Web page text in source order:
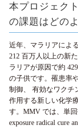
本プロジェク
の課題はどの
近年、マラリアによ
212 百万人以上の新
ラリアが原因で約
の子供です。罹患率
制御、 有効なワクチ
作用する新しい化学
す。MMV では、単
exposure radical cure